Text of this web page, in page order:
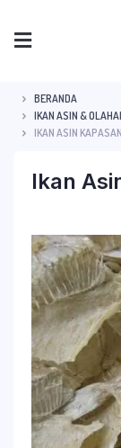
BERANDA
IKAN ASIN &
IKAN ASIN
Ikan